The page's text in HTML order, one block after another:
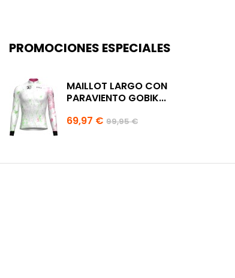
PROMOCIONES ESPECIALES
MAILLOT LARGO CON
PARAVIENTO GOBIK...
69,97 € 99,95 €